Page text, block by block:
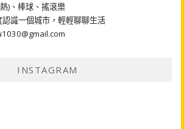
)、棒球、搖滾樂
識一個城市，輕輕聊聊生活
INSTAGRAM